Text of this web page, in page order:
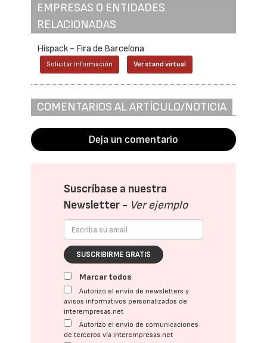
EMPRESAS O ENTIDADES
RELACIONADAS
Hispack - Fira de Barcelona
Solicitar información Ver stand virtual
COMENTARIOS AL ARTÍCULO/NOTICIA
Deja un comentario
Suscríbase a nuestra
Newsletter - Ver ejemplo
SUSCRIBIRME GRATIS
Marcar todos
Autorizo el envío de newsletters y
avisos informativos personalizados de
interempresas.net
Autorizo el envío de comunicaciones
de terceros vía interempresas.net